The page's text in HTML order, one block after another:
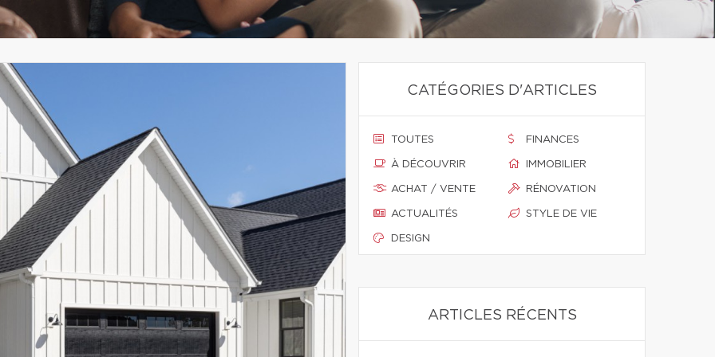
CATÉGORIES D'ARTICLES
TOUTES
À DÉCOUVRIR
ACHAT / VENTE
ACTUALITÉS
DESIGN
FINANCES
IMMOBILIER
RÉNOVATION
STYLE DE VIE
ARTICLES RÉCENTS